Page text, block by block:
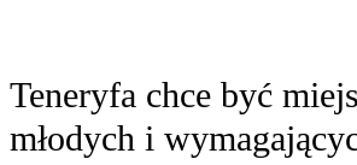
Teneryfa chce być
młodych i